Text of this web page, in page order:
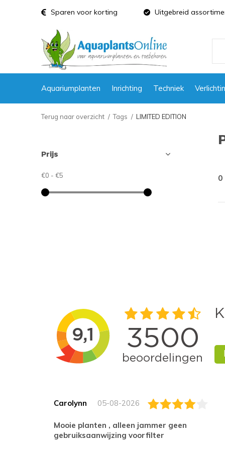
Aquariumplanten Inrichting Techniek
Sparen voor korting Uitgebreid
Terug naar overzicht Tags LIMITED EDITION
0
Prijs
€0 - €5
Carolynn 05-08-2026
Mooie planten , alleen jammer geen
gebruiksaanwijzing voorfilter